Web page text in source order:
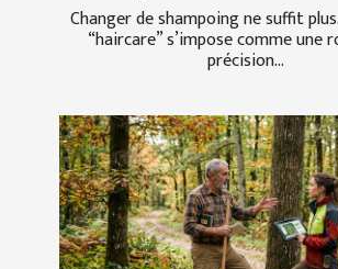
Changer de shampoing ne suffit
“haircare” s’impose comme une
précision...